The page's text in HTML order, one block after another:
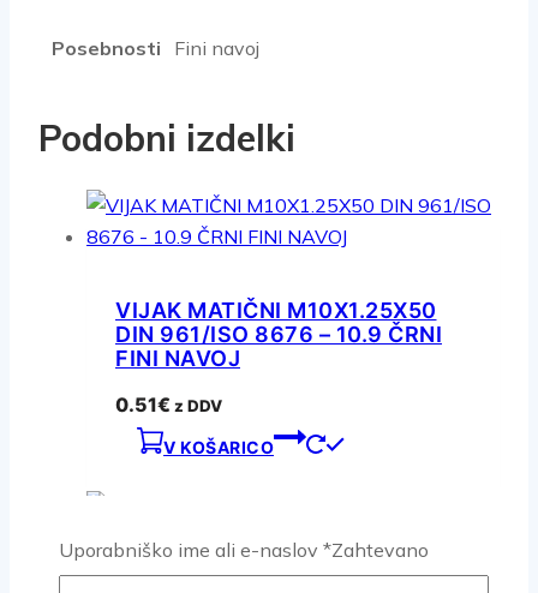
Posebnosti Fini navoj
Podobni izdelki
VIJAK MATIČNI M10X1.25X50
DIN 961/ISO 8676 – 10.9 ČRNI
FINI NAVOJ
0.51€ z DDV
V KOŠARICO
Uporabniško ime ali e-naslov *Zahtevano